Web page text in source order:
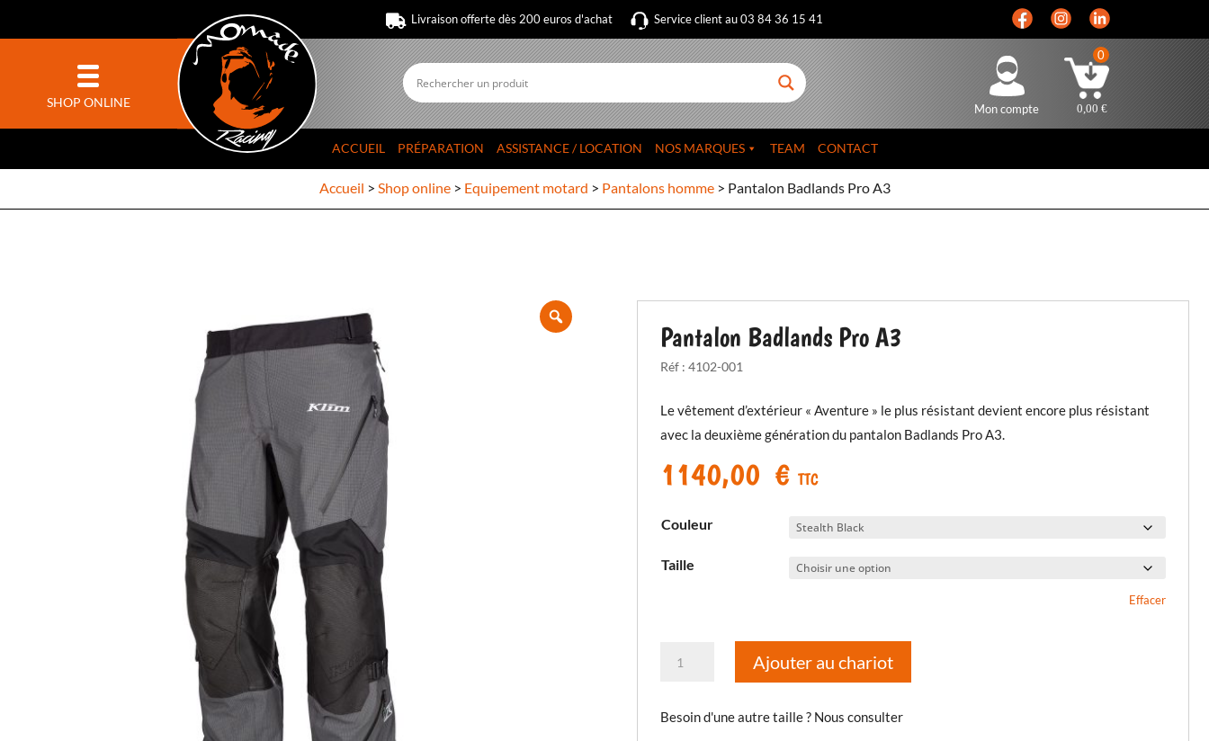
Livraison offerte dès 200 euros d'achat Service client au 03 84 36 15 41
SHOP ONLINE Mon compte
0
0,00 €
ACCUEIL PRÉPARATION ASSISTANCE / LOCATION NOS MARQUES TEAM CONTACT
Accueil > Shop online> Equipement motard > Pantalons homme> Pantalon Badlands Pro A3
Pantalon Badlands Pro A3
Réf : 4102-001
Le vêtement d’extérieur « Aventure » le plus résistant devient encore plus résistant
avec la deuxième génération du pantalon Badlands Pro A3.
1140,00 € TTC
Couleur
Taille
Effacer
Badlands
Ajouter au chariot
Besoin d'une autre taille ? Nous consulter